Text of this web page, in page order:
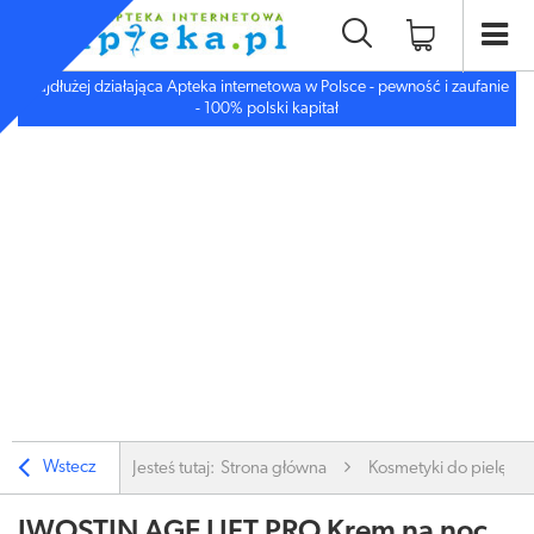
Najdłużej działająca Apteka internetowa w Polsce - pewność i zaufanie
- 100% polski kapitał
Wstecz Jesteś tutaj: Strona główna Kosmetyki do